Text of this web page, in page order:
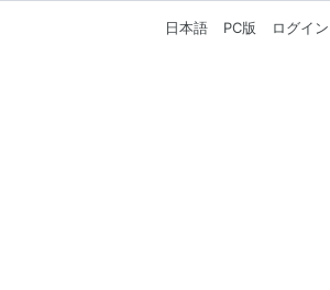
日本語 PC版 ログイン